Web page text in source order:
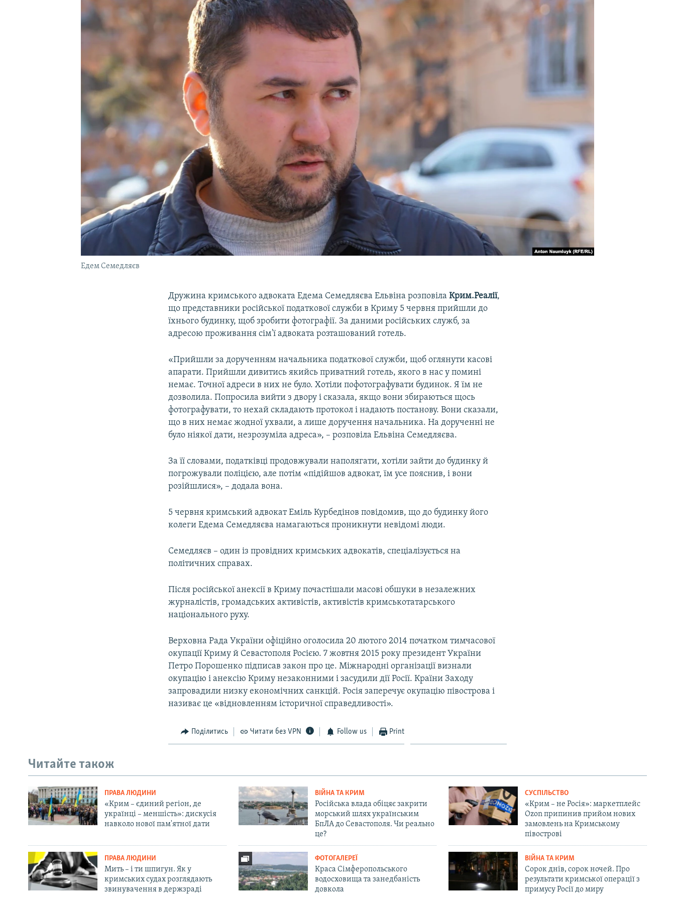
Едем Семедляєв
Дружина кримського адвоката Едема Семедляєва Ельвіна розповілаКрим.Реалії,
що представники російської податкової служби в Криму 5 червня прийшли до
їхнього будинку, щоб зробити фотографії. За даними російських служб, за
адресою проживання сім'ї адвоката розташований готель.
«Прийшли за дорученням начальника податкової служби, щоб оглянути касові
апарати. Прийшли дивитись якийсь приватний готель, якого в нас у помині
немає. Точної адреси в них не було. Хотіли пофотографувати будинок. Я їм не
дозволила. Попросила вийти з двору і сказала, якщо вони збираються щось
фотографувати, то нехай складають протокол і надають постанову. Вони сказали,
що в них немає жодної ухвали, а лише доручення начальника. На дорученні не
було ніякої дати, незрозуміла адреса», – розповіла Ельвіна Семедляєва.
За її словами, податківці продовжували наполягати, хотіли зайти до будинку й
погрожували поліцією, але потім «підійшов адвокат, їм усе пояснив, і вони
розійшлися», – додала вона.
5 червня кримський адвокат Еміль Курбедінов повідомив, що до будинку його
колеги Едема Семедляєва намагаються проникнути невідомі люди.
Семедляєв – один із провідних кримських адвокатів, спеціалізується на
політичних справах.
Після російської анексії в Криму почастішали масові обшуки в незалежних
журналістів, громадських активістів, активістів кримськотатарського
національного руху.
Верховна Рада України офіційно оголосила 20 лютого 2014 початком тимчасової
окупації Криму й Севастополя Росією. 7 жовтня 2015 року президент України
Петро Порошенко підписав закон про це. Міжнародні організації визнали
окупацію і анексію Криму незаконними і засудили дії Росії. Країни Заходу
запровадили низку економічних санкцій. Росія заперечує окупацію півострова і
називає це «відновленням історичної справедливості».
Поділитись Читати без VPN Follow us Print
Читайте також
ПРАВА ЛЮДИНИ
«Крим – єдиний регіон, де
українці – меншість»: дискусія
навколо нової пам'ятної дати
ВІЙНА ТА КРИМ
Російська влада обіцяє закрити
морський шлях українським
БпЛА до Севастополя. Чи реально
це?
СУСПІЛЬСТВО
«Крим – не Росія»: маркетплейс
Ozon припинив прийом нових
замовлень на Кримському
півострові
ПРАВА ЛЮДИНИ
Мить – і ти шпигун. Як у
кримських судах розглядають
звинувачення в держзраді
ФОТОГАЛЕРЕЇ
Краса Сімферопольського
водосховища та занедбаність
довкола
ВІЙНА ТА КРИМ
Сорок днів, сорок ночей. Про
результати кримської операції з
примусу Росії до миру